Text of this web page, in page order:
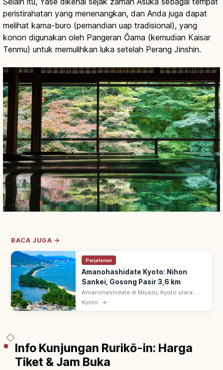
peristirahatan yang menenangkan, dan Anda juga dapat
melihat kama-buro (pemandian uap tradisional), yang
konon digunakan oleh Pangeran Ōama (kemudian Kaisar
Tenmu) untuk memulihkan luka setelah Perang Jinshin.
BACA JUGA →
Perjalanan
Amanohashidate Kyoto: Nihon
Sankei, Gosong Pasir 3,6 km
Amanohashidate di Miyazu, Kyoto utara:
salah satu Nihon Sankei. Gosong pasir 3,6
km, ~6.700 pinus memisahkan Teluk Miyazu
Kyoto →
Info Kunjungan Rurikō-in: Harga
Tiket & Jam Buka